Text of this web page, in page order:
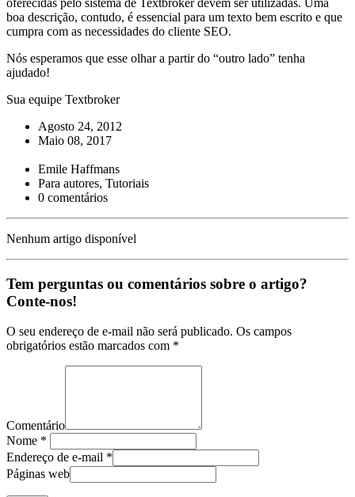
boa descrição, contudo, é essencial para um texto bem escrito e que
cumpra com as necessidades do cliente SEO.
Nós esperamos que esse olhar a partir do “outro lado” tenha
ajudado!
Sua equipe Textbroker
Agosto 24, 2012
Maio 08, 2017
Emile Haffmans
Para autores, Tutoriais
0 comentários
Nenhum artigo disponível
Tem perguntas ou comentários sobre o artigo?
Conte-nos!
O seu endereço de e-mail não será publicado. Os campos
obrigatórios estão marcados com *
Comentário
Nome *
Endereço de e-mail *
Páginas web